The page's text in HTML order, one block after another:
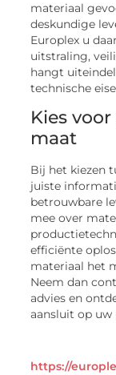
materiaal
deskundige
Europlex u
uitstraling,
hangt
technische
Kies
maat
Bij het kiezen
juiste
betrouwbare
mee over
efficiënte
materiaal het
Neem dan
advies en
aansluit op uw
https://